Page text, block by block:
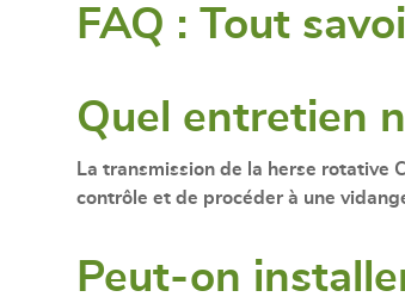
FAQ : Tout
Quel entretien
La transmission de la herse rotative
contrôle et de procéder à une
Peut-on